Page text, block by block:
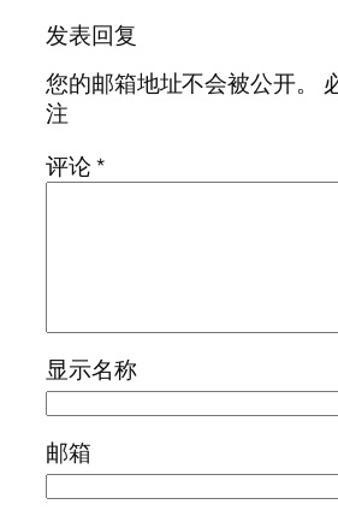
发表回复
您的邮箱地址不会被公开。
注
评论*
显示名称
邮箱